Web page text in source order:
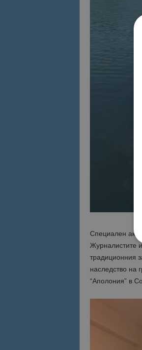
Специален
Журналистите
традиционния
наследство на
“Аполония” в